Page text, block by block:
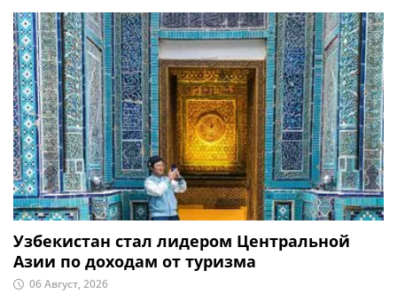
Узбекистан стал лидером Центральной
Азии по доходам от туризма
06 Август, 2026